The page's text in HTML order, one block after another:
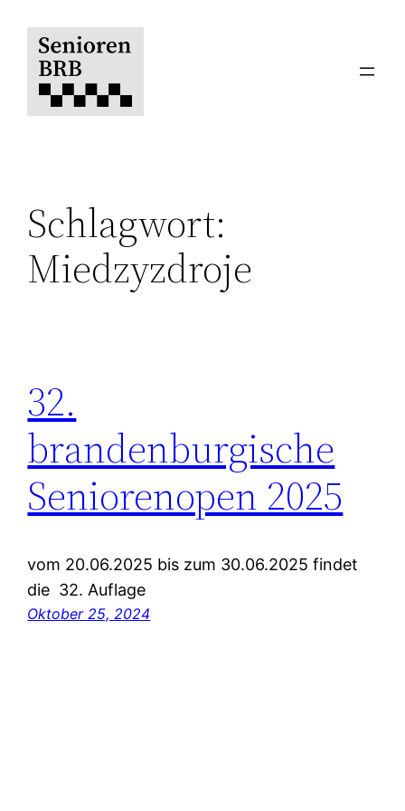
Inhalt
springen
Schlagwort:
Miedzyzdroje
32.
brandenburgische
Seniorenopen 2025
vom 20.06.2025 bis zum 30.06.2025 findet
die 32. Auflage
Oktober 25, 2024